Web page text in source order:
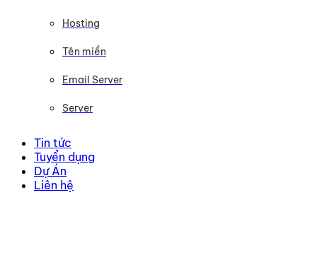
Hosting
Tên miền
Email Server
Server
Tin tức
Tuyển dụng
Dự Án
Liên hệ